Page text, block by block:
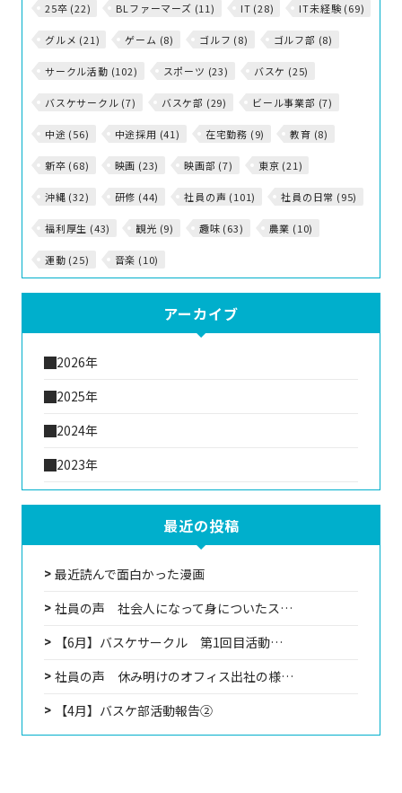
25卒 (22) BLファーマーズ (11) IT (28) IT未経験 (69)
グルメ (21) ゲーム (8) ゴルフ (8) ゴルフ部 (8)
サークル活動 (102) スポーツ (23) バスケ (25)
バスケサークル (7) バスケ部 (29) ビール事業部 (7)
中途 (56) 中途採用 (41) 在宅勤務 (9) 教育 (8)
新卒 (68) 映画 (23) 映画部 (7) 東京 (21)
沖縄 (32) 研修 (44) 社員の声 (101) 社員の日常 (95)
福利厚生 (43) 観光 (9) 趣味 (63) 農業 (10)
運動 (25) 音楽 (10)
アーカイブ
2026年
2025年
2024年
2023年
最近の投稿
最近読んで面白かった漫画
社員の声 社会人になって身についたス…
【6月】バスケサークル 第1回目活動…
社員の声 休み明けのオフィス出社の様…
【4月】バスケ部活動報告②